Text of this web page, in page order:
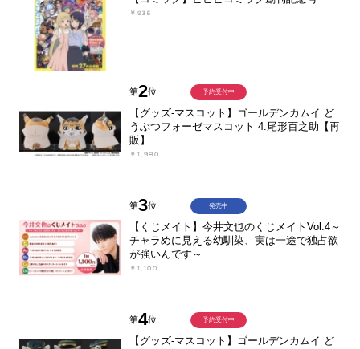
￥935
第2位
【グッズ-マスコット】ゴールデンカムイ ど
うぶつフォーゼマスコット 4.尾形百之助【再
販】
￥1,980
予約受付中
第3位
【くじメイト】今井文也のくじメイトVol.4～
チャラめに見える幼馴染、実は一途で独占欲
が強いんです～
￥1,100
発売中
第4位
【グッズ-マスコット】ゴールデンカムイ ど
予約受付中